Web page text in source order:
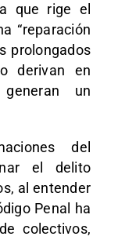
que rige el
“reparación
prolongados
derivan en
un
del
el delito
al entender
Penal ha
colectivos,